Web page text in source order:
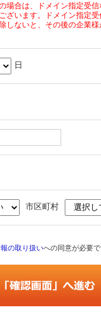
場合は、ドメイン指定受
ざいます。ドメイン指定
しないと、その後の企業
日
市区町村
の取り扱いへの同意が必要で